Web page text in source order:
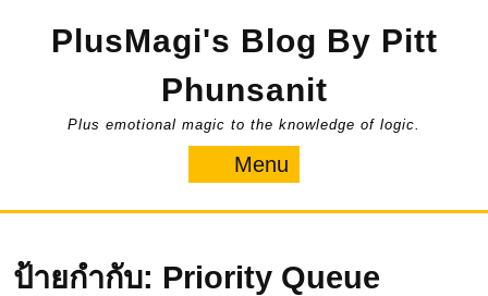
PlusMagi's Blog By Pitt
Phunsanit
Plus emotional magic to the knowledge of logic.
Menu
ป้ายกำกับ: Priority Queue